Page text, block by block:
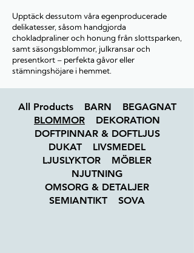
Upptäck dessutom våra egenproducerade
delikatesser, såsom handgjorda
chokladpraliner och honung från slottsparken,
samt säsongsblommor, julkransar och
presentkort – perfekta gåvor eller
stämningshöjare i hemmet.
All Products BARN
BEGAGNAT
BLOMMOR
DEKORATION
DOFTPINNAR & DOFTLJUS
DUKAT
LIVSMEDEL
LJUSLYKTOR
MÖBLER
NJUTNING
OMSORG & DETALJER
SEMIANTIKT
SOVA